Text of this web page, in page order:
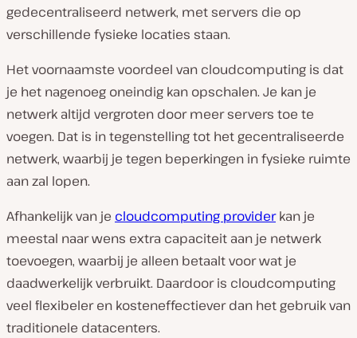
gedecentraliseerd netwerk, met servers die op
verschillende fysieke locaties staan.
Het voornaamste voordeel van cloudcomputing is dat
je het nagenoeg oneindig kan opschalen. Je kan je
netwerk altijd vergroten door meer servers toe te
voegen. Dat is in tegenstelling tot het gecentraliseerde
netwerk, waarbij je tegen beperkingen in fysieke ruimte
aan zal lopen.
Afhankelijk van je cloudcomputing providerkan je
meestal naar wens extra capaciteit aan je netwerk
toevoegen, waarbij je alleen betaalt voor wat je
daadwerkelijk verbruikt. Daardoor is cloudcomputing
veel flexibeler en kosteneffectiever dan het gebruik van
traditionele datacenters.